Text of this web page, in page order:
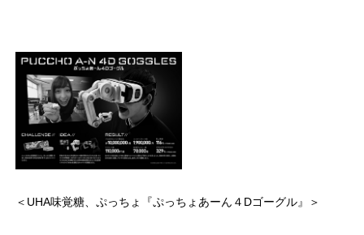
＜UHA味覚糖、ぷっちょ『ぷっちょあーん４Dゴーグル』＞